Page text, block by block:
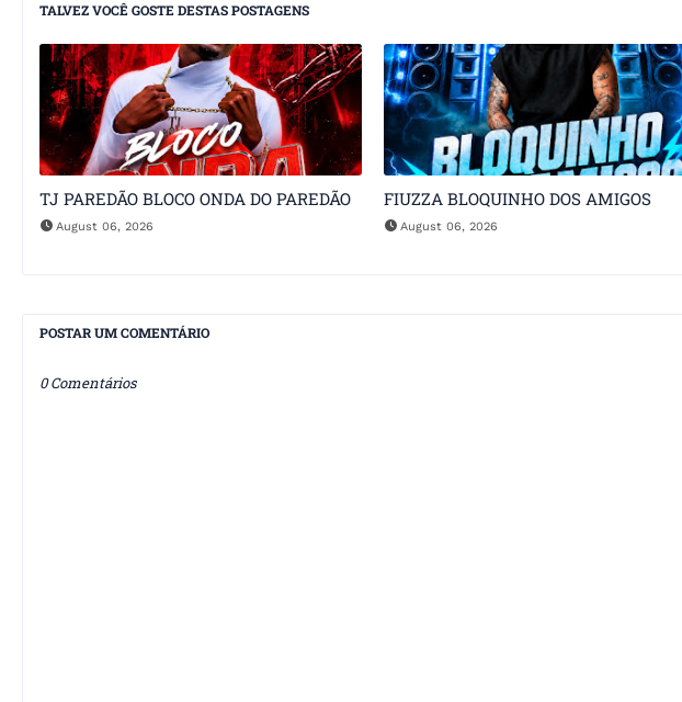
TALVEZ VOCÊ GOSTE DESTAS POSTAGENS
TJ PAREDÃO BLOCO ONDA DO PAREDÃO
August 06, 2026
FIUZZA BLOQUINHO DOS AMIGOS
August 06, 2026
POSTAR UM COMENTÁRIO
0 Comentários